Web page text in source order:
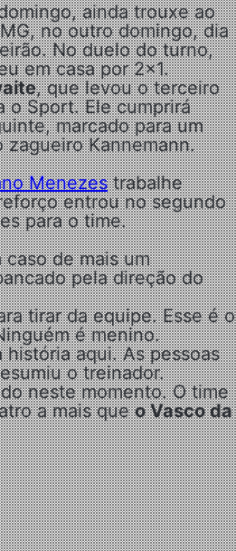
ainda trouxe ao
no outro domingo, dia
No duelo do turno,
em casa por 2×1.
, que levou o terceiro
o Sport. Ele cumprirá
marcado para um
Kannemann.
Menezestrabalhe
entrou no segundo
para o time.
de mais um
pela direção do
tirar da equipe. Esse é o
é menino.
aqui. As pessoas
o treinador.
neste momento. O time
a mais queo Vasco da